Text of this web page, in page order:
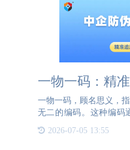
一物一码：精
一物一码，顾名思义，
无二的编码。这种编码
定，实现了产品与信息
优势在于，它能为每个
2026-07-05 13:55